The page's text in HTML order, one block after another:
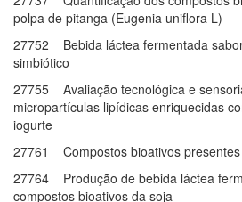
polpa de pitanga (Eugenia uniflora L)
27752 Bebida láctea fermentada
simbiótico
27755 Avaliação tecnológica e
micropartículas lipídicas enriquecidas
iogurte
27761 Compostos bioativos presentes
27764 Produção de bebida láctea
compostos bioativos da soja